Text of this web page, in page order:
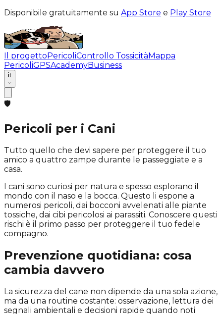
Disponibile gratuitamente su App Store e Play Store
Il progettoPericoliControllo TossicitàMappa
PericoliGPSAcademyBusiness
it
🛡️
Pericoli per i Cani
Tutto quello che devi sapere per proteggere il tuo
amico a quattro zampe durante le passeggiate e a
casa.
I cani sono curiosi per natura e spesso esplorano il
mondo con il naso e la bocca. Questo li espone a
numerosi pericoli, dai bocconi avvelenati alle piante
tossiche, dai cibi pericolosi ai parassiti. Conoscere questi
rischi è il primo passo per proteggere il tuo fedele
compagno.
Prevenzione quotidiana: cosa
cambia davvero
La sicurezza del cane non dipende da una sola azione,
ma da una routine costante: osservazione, lettura dei
segnali ambientali e decisioni rapide quando noti